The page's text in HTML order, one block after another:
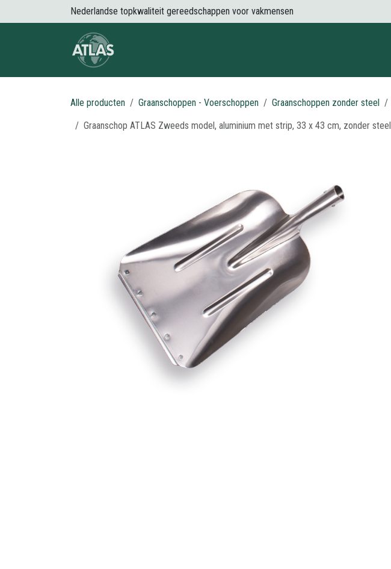
Overslaan naar inhoudNederlandse topkwaliteit gereedschappen voor vakmensen
Alle producten Graanschoppen - Voerschoppen Graanschoppen zonder steel
Graanschop ATLAS Zweeds model, aluminium met strip, 33 x 43 cm, zonder steel